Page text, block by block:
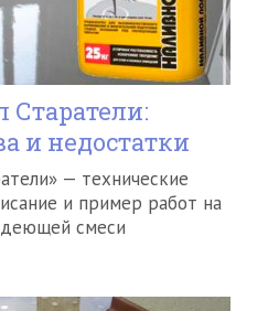
Старатели:
и недостатки
— технические
и пример работ на
смеси